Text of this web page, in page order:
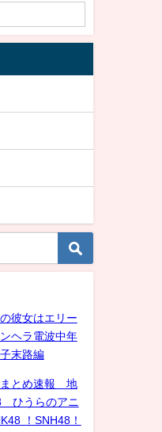
彼女はエリー
ヘラ電波中年
末路編
とめ速報 地
ひうらのアニ
！SNH48！